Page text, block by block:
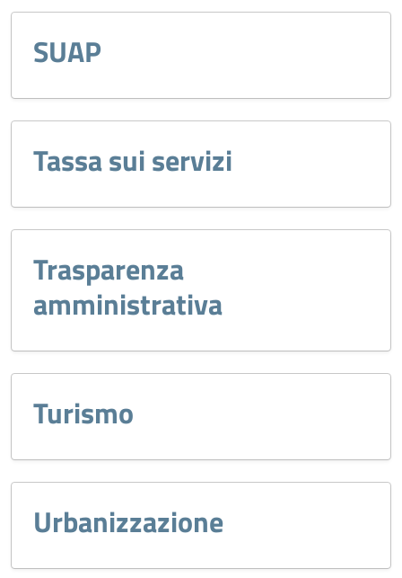
SUAP
Tassa sui servizi
Trasparenza
amministrativa
Turismo
Urbanizzazione